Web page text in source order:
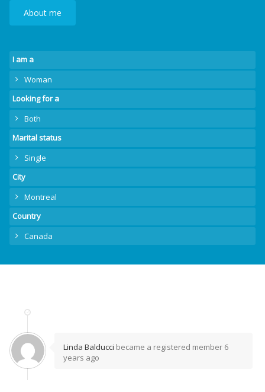
About me
I am a
Woman
Looking for a
Both
Marital status
Single
City
Montreal
Country
Canada
Linda Balducci became a registered member 6
years ago